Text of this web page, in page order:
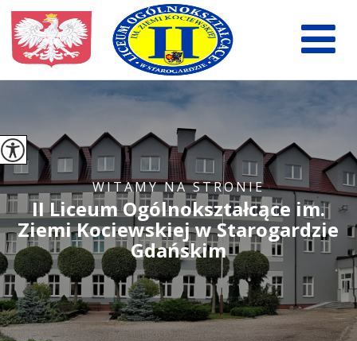
WITAMY NA STRONIE
II Liceum Ogólnokształcące im.
Ziemi Kociewskiej w Starogardzie
Gdańskim